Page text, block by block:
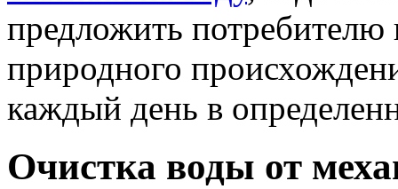
предложить потребителю
природного
каждый день в
Очистка воды от